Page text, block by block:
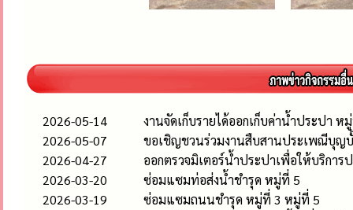
2026-05-14
งานจัดเก็บรายได้ออกเก็บค่าน้ำประปา
2026-05-07
ขอเชิญชวนร่วมงานสืบสานประเพณีบุญ
2026-04-27
ออกตรวจมิเตอร์น้ำประปาเพื่อให้บริการ
2026-03-20
ซ่อมแซมท่อส่งน้ำชำรุด หมู่ที่ 5
2026-03-19
ซ่อมแซมถนนชำรุด หมู่ที่ 3 หมู่ที่ 5